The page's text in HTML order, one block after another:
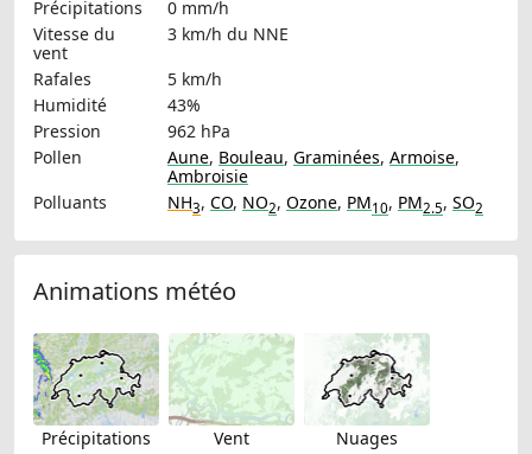
Précipitations
0 mm/h
Vitesse du
vent
3 km/h du NNE
Rafales
5 km/h
Humidité
43%
Pression
962 hPa
Pollen
Aune, Bouleau, Graminées, Armoise,
Ambroisie
Polluants
NH3, CO, NO2, Ozone, PM10, PM2.5, SO2
Animations météo
Précipitations Vent Nuages